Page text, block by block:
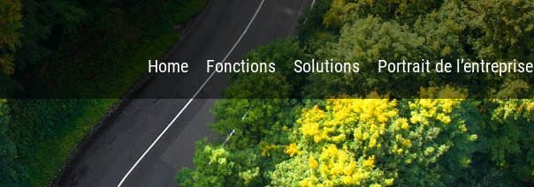
Home
Fonctions Solutions Portrait de l’entreprise